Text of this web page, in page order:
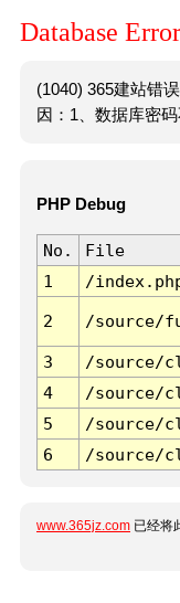
Database Error
(1040) 365建站错
因：1、数据库密
PHP Debug
No. File
1
/
2 /source/
3 /source/
4
/source/
5
/source/
6
/source/
www.365jz.com 已经将